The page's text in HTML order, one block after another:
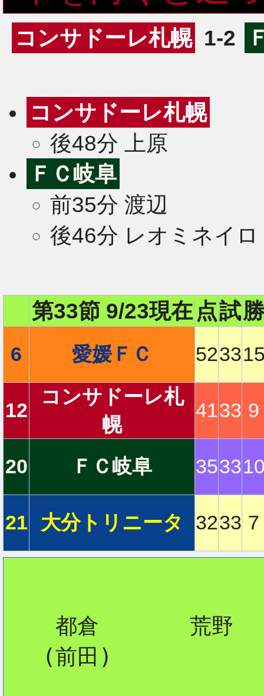
コンサドーレ札幌 1-2
コンサドーレ札幌
後48分 上原
ＦＣ岐阜
前35分 渡辺
後46分 レオミネイロ
第33節 9/23現在 点試勝
6 愛媛ＦＣ 5233
12
コンサドーレ札
幌
4133 9
20 ＦＣ岐阜 3533
21 大分トリニータ 3233 7
    都倉       荒野
   (前田)